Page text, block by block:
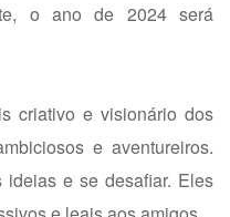
o ano de 2024 será
criativo e visionário dos
e aventureiros.
ideias e se desafiar. Eles